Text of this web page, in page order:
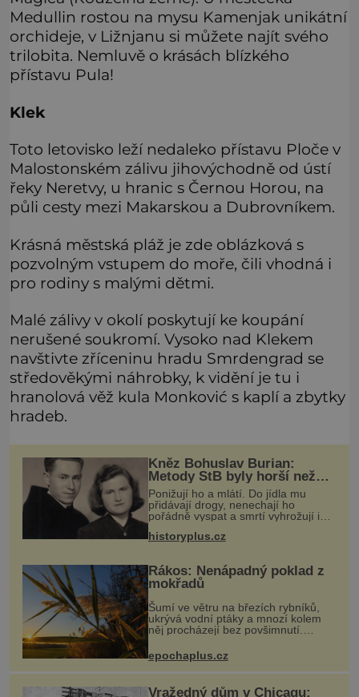
Medullin rostou na mysu Kamenjak unikátní
orchideje, v Ližnjanu si můžete najít svého
trilobita. Nemluvě o krásách blízkého
přístavu Pula!
Klek
Toto letovisko leží nedaleko přístavu Ploče v
Malostonském zálivu jihovýchodně od ústí
řeky Neretvy, u hranic s Černou Horou, na
půli cesty mezi Makarskou a Dubrovníkem.
Krásná městská pláž je zde oblázková s
pozvolným vstupem do moře, čili vhodná i
pro rodiny s malými dětmi.
Malé zálivy v okolí poskytují ke koupání
nerušené soukromí. Vysoko nad Klekem
navštivte zříceninu hradu Smrdengrad se
středověkými náhrobky, k vidění je tu i
hranolová věž kula Monković s kaplí a zbytky
hradeb.
Kněz Bohuslav Burian:
Metody StB byly horší než
gestapácké trýznění
Ponižují ho a mlátí. Do jídla mu
přidávají drogy, nenechají ho
pořádně vyspat a smrtí vyhrožují i
jeho nejbližším. Burian kruté týrání
nevydrží a estébákům podepíše
historyplus.cz
Rákos: Nenápadný poklad z
mokřadů
Šumí ve větru na březích rybníků,
ukrývá vodní ptáky a mnozí kolem
něj procházejí bez povšimnutí.
Přesto právě rákos pomáhal stavět
domy, vyrábět lodě, zapisovat první
texty a inspiroval řadu pověstí.
epochaplus.cz
Vražedný dům v Chicagu: